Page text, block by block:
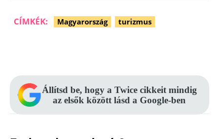
CÍMKÉK: Magyarország turizmus
Állítsd be, hogy a Twice cikkeit mindig
az elsők között lásd a Google-ben